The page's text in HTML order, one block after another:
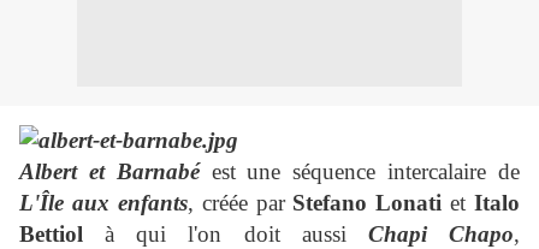
Albert et Barnabéest une séquence intercalaire de
L'Île aux enfants, créée par Stefano Lonati et Italo
Bettiol à qui l'on doit aussi Chapi Chapo,